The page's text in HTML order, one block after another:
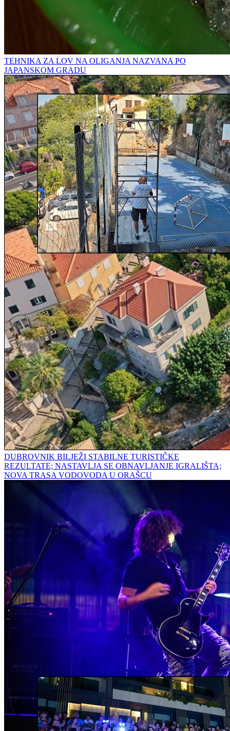
TEHNIKA ZA LOV NA OLIGANJA NAZVANA PO
JAPANSKOM GRADU
DUBROVNIK BILJEŽI STABILNE TURISTIČKE
REZULTATE; NASTAVLJA SE OBNAVLJANJE IGRALIŠTA;
NOVA TRASA VODOVODA U ORAŠCU